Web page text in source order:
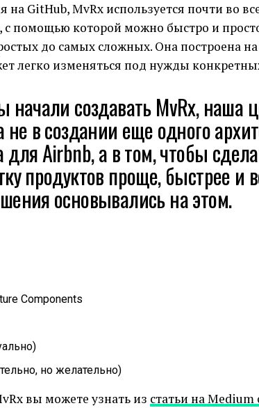
GitHub, MvRx используется почти во
с помощью которой можно быстро и
до самых сложных. Она построена
легко изменяться под нужды
начали создавать MvRx, наша
не в создании еще одного
Airbnb, а в том, чтобы
продуктов проще, быстрее и
основывались на этом.
Components
но желательно)
вы можете узнать из статьи на Medium